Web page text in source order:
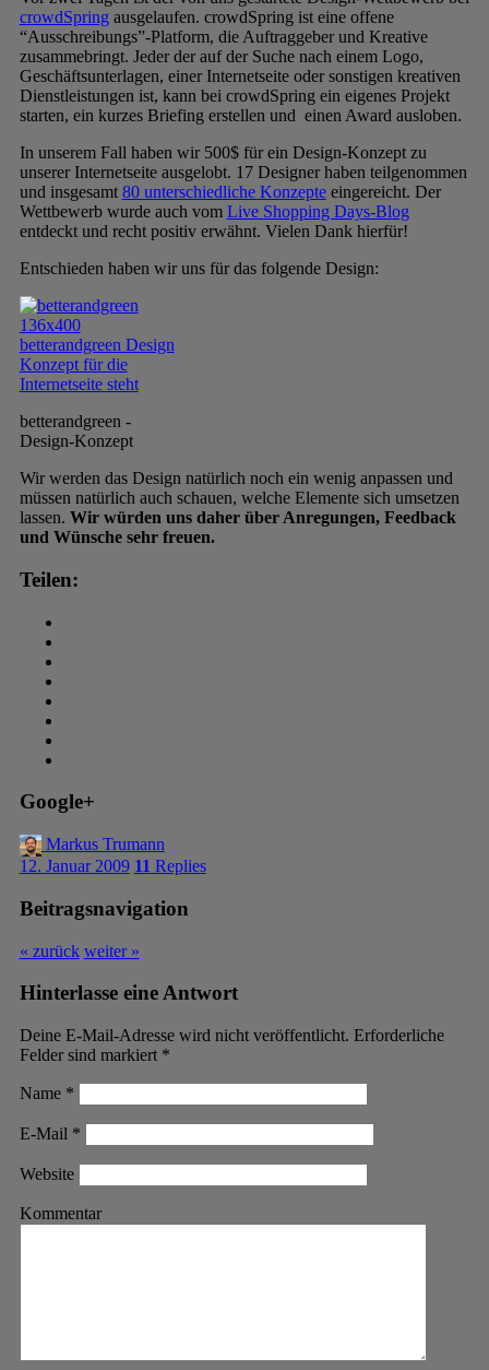
crowdSpring ausgelaufen. crowdSpring ist eine offene
“Ausschreibungs”-Platform, die Auftraggeber und Kreative
zusammebringt. Jeder der auf der Suche nach einem Logo,
Geschäftsunterlagen, einer Internetseite oder sonstigen kreativen
Dienstleistungen ist, kann bei crowdSpring ein eigenes Projekt
starten, ein kurzes Briefing erstellen und einen Award ausloben.
In unserem Fall haben wir 500$ für ein Design-Konzept zu
unserer Internetseite ausgelobt. 17 Designer haben teilgenommen
und insgesamt 80 unterschiedliche Konzepteeingereicht. Der
Wettbewerb wurde auch vom Live Shopping Days-Blog
entdeckt und recht positiv erwähnt. Vielen Dank hierfür!
Entschieden haben wir uns für das folgende Design:
betterandgreen -
Design-Konzept
Wir werden das Design natürlich noch ein wenig anpassen und
müssen natürlich auch schauen, welche Elemente sich umsetzen
lassen. Wir würden uns daher über Anregungen, Feedback
und Wünsche sehr freuen.
Teilen:
Google+
Markus Trumann
12. Januar 2009 11 Replies
Beitragsnavigation
« zurück weiter »
Hinterlasse eine Antwort
Deine E-Mail-Adresse wird nicht veröffentlicht. Erforderliche
Felder sind markiert *
Name *
E-Mail *
Website
Kommentar